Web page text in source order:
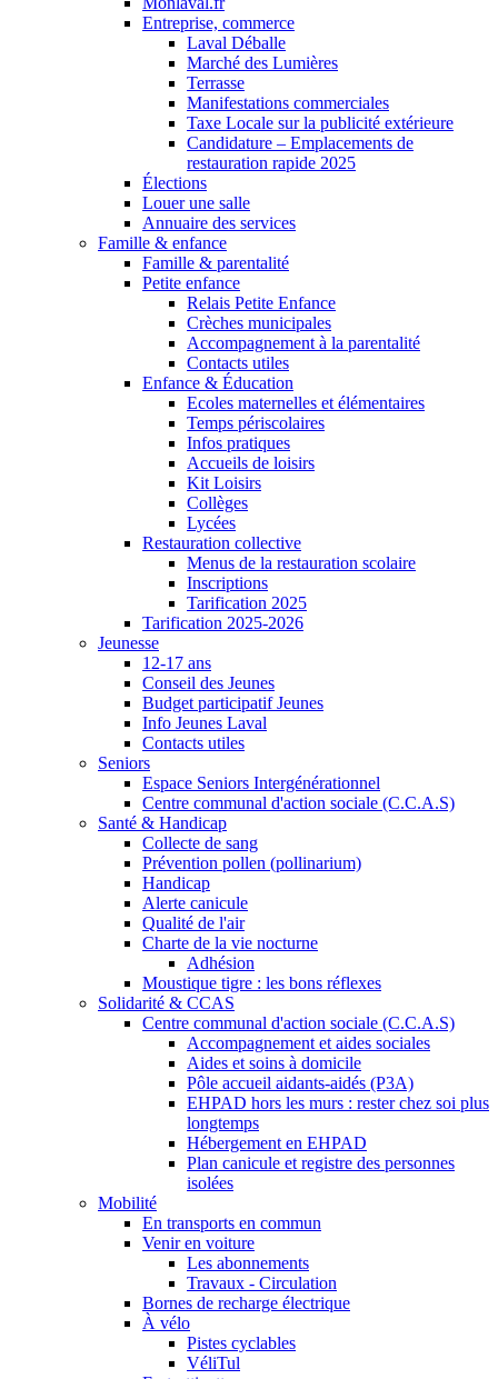
Entreprise, commerce
Laval Déballe
Marché des Lumières
Terrasse
Manifestations commerciales
Taxe Locale sur la publicité extérieure
Candidature – Emplacements de
restauration rapide 2025
Élections
Louer une salle
Annuaire des services
Famille & enfance
Famille & parentalité
Petite enfance
Relais Petite Enfance
Crèches municipales
Accompagnement à la parentalité
Contacts utiles
Enfance & Éducation
Ecoles maternelles et élémentaires
Temps périscolaires
Infos pratiques
Accueils de loisirs
Kit Loisirs
Collèges
Lycées
Restauration collective
Menus de la restauration scolaire
Inscriptions
Tarification 2025
Tarification 2025-2026
Jeunesse
12-17 ans
Conseil des Jeunes
Budget participatif Jeunes
Info Jeunes Laval
Contacts utiles
Seniors
Espace Seniors Intergénérationnel
Centre communal d'action sociale (C.C.A.S)
Santé & Handicap
Collecte de sang
Prévention pollen (pollinarium)
Handicap
Alerte canicule
Qualité de l'air
Charte de la vie nocturne
Adhésion
Moustique tigre : les bons réflexes
Solidarité & CCAS
Centre communal d'action sociale (C.C.A.S)
Accompagnement et aides sociales
Aides et soins à domicile
Pôle accueil aidants-aidés (P3A)
EHPAD hors les murs : rester chez soi plus
longtemps
Hébergement en EHPAD
Plan canicule et registre des personnes
isolées
Mobilité
En transports en commun
Venir en voiture
Les abonnements
Travaux - Circulation
Bornes de recharge électrique
À vélo
Pistes cyclables
VéliTul